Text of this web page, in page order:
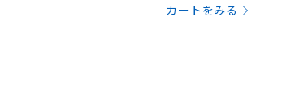
カートをみる